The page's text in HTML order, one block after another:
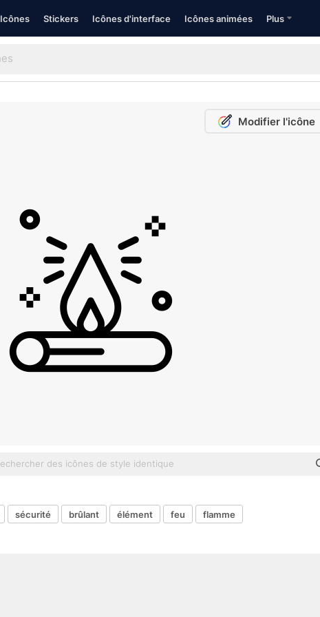
Icônes Stickers Icônes d'interface Icônes animées Plus
Modifier l'icône
sécurité brûlant élément feu flamme